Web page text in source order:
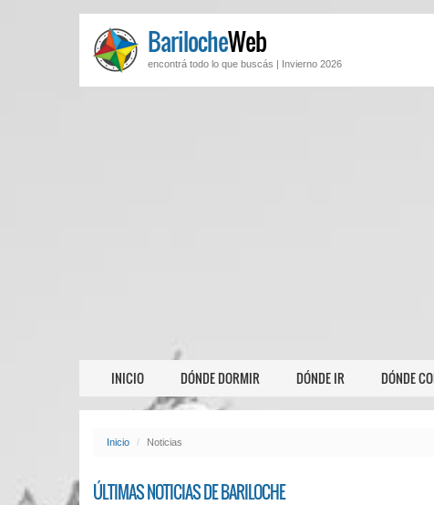
BarilocheWeb
encontrá todo lo que buscás | Invierno 2026
INICIO DÓNDE DORMIR DÓNDE IR DÓNDE
Inicio Noticias
ÚLTIMAS NOTICIAS DE BARILOCHE